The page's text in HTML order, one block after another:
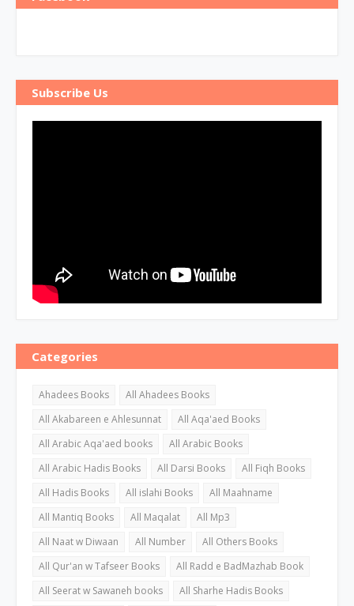
Subscribe Us
Categories
Ahadees Books
All Ahadees Books
All Akabareen e Ahlesunnat
All Aqa'aed Books
All Arabic Aqa'aed books
All Arabic Books
All Arabic Hadis Books
All Darsi Books
All Fiqh Books
All Hadis Books
All islahi Books
All Maahname
All Mantiq Books
All Maqalat
All Mp3
All Naat w Diwaan
All Number
All Others Books
All Qur'an w Tafseer Books
All Radd e BadMazhab Book
All Seerat w Sawaneh books
All Sharhe Hadis Books